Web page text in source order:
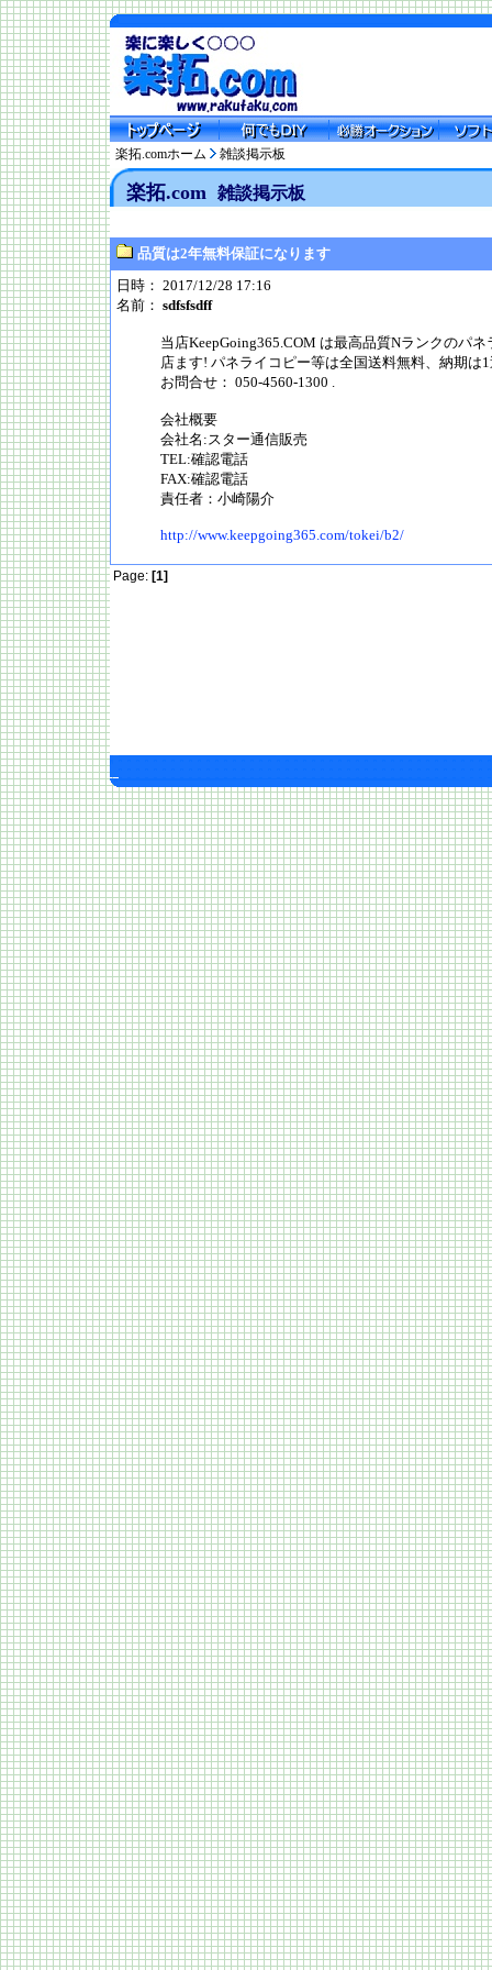
楽拓.comホーム 雑談掲示板
楽拓.com 雑談掲示板
品質は2年無料保証になります
日時： 2017/12/28 17:16
名前： sdfsfsdff
当店KeepGoing365.COM は最高品質Nランクのパ
店ます! パネライコピー等は全国送料無料、納期は
お問合せ： 050-4560-1300 .
会社概要
会社名:スター通信販売
TEL:確認電話
FAX:確認電話
責任者：小崎陽介
http://www.keepgoing365.com/tokei/b2/
Page: [1]